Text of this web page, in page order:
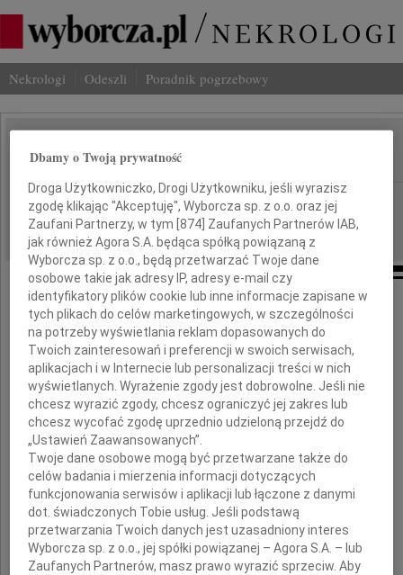
Nekrologi Odeszli Poradnik pogrzebowy
IMIĘ I NAZWISKO: Hans Hofer
REGION: cała Polska
DATA EMISJI: 05.01.2010
Z głębokim smutkiem
i ogromnym bólem
zawiadamiam,
że w dniu 18 grudnia 2009 roku
w Warszawie
odeszła nagle
ukochana, najbliższa mi Osoba
Dbamy o Twoją prywatność
Droga Użytkowniczko, Drogi Użytkowniku, jeśli wyrazisz
zgodę klikając "Akceptuję", Wyborcza sp. z o.o. oraz jej
Zaufani Partnerzy, w tym [874] Zaufanych Partnerów IAB,
jak również Agora S.A. będąca spółką powiązaną z
Wyborcza sp. z o.o., będą przetwarzać Twoje dane
osobowe takie jak adresy IP, adresy e-mail czy
identyfikatory plików cookie lub inne informacje zapisane w
tych plikach do celów marketingowych, w szczególności
na potrzeby wyświetlania reklam dopasowanych do
Twoich zainteresowań i preferencji w swoich serwisach,
aplikacjach i w Internecie lub personalizacji treści w nich
wyświetlanych. Wyrażenie zgody jest dobrowolne. Jeśli nie
chcesz wyrazić zgody, chcesz ograniczyć jej zakres lub
chcesz wycofać zgodę uprzednio udzieloną przejdź do
„Ustawień Zaawansowanych”.
Twoje dane osobowe mogą być przetwarzane także do
celów badania i mierzenia informacji dotyczących
funkcjonowania serwisów i aplikacji lub łączone z danymi
dot. świadczonych Tobie usług. Jeśli podstawą
przetwarzania Twoich danych jest uzasadniony interes
Wyborcza sp. z o.o., jej spółki powiązanej – Agora S.A. – lub
Zaufanych Partnerów, masz prawo wyrazić sprzeciw. Aby